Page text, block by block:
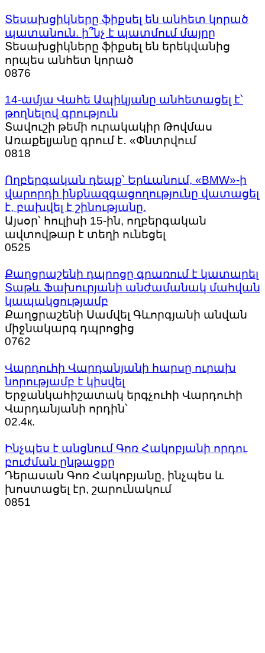
Տեսախցիկները ֆիքսել են անհետ կորած
պատանուն. ի՞նչ է պատմում մայրը
Տեսախցիկները ֆիքսել են երեկվանից
որպես անհետ կորած
0876
14-ամյա Վահե Ապիկյանը անհետացել է՝
թողնելով գրություն
Տավուշի թեմի ուրակակիր Թովմաս
Առաքելյանը գրում է․ «Փնտրվում
0818
Ողբերգական դեպք՝ Երևանում, «BMW»-ի
վարորդի ինքնազգացողությունը վատացել
է, բախվել է շինությանը.
Այսօր՝ հուլիսի 15-ին, ողբերգական
ավտովթար է տեղի ունեցել
0525
Քաղցրաշենի դպրոցը գրառում է կատարել
Տաթև Ֆախուրյանի անժամանակ մահվան
կապակցությամբ
Քաղցրաշենի Սամվել Գևորգյանի անվան
միջնակարգ դպրոցից
0762
Վարդուհի Վարդանյանի հարսը ուրախ
նորությամբ է կիսվել
Երջանկահիշատակ երգչուհի Վարդուհի
Վարդանյանի որդին՝
02.4к.
Ինչպես է անցնում Գոռ Հակոբյանի որդու
բուժման ընթացքը
Դերասան Գոռ Հակոբյանը, ինչպես և
խոստացել էր, շարունակում
0851